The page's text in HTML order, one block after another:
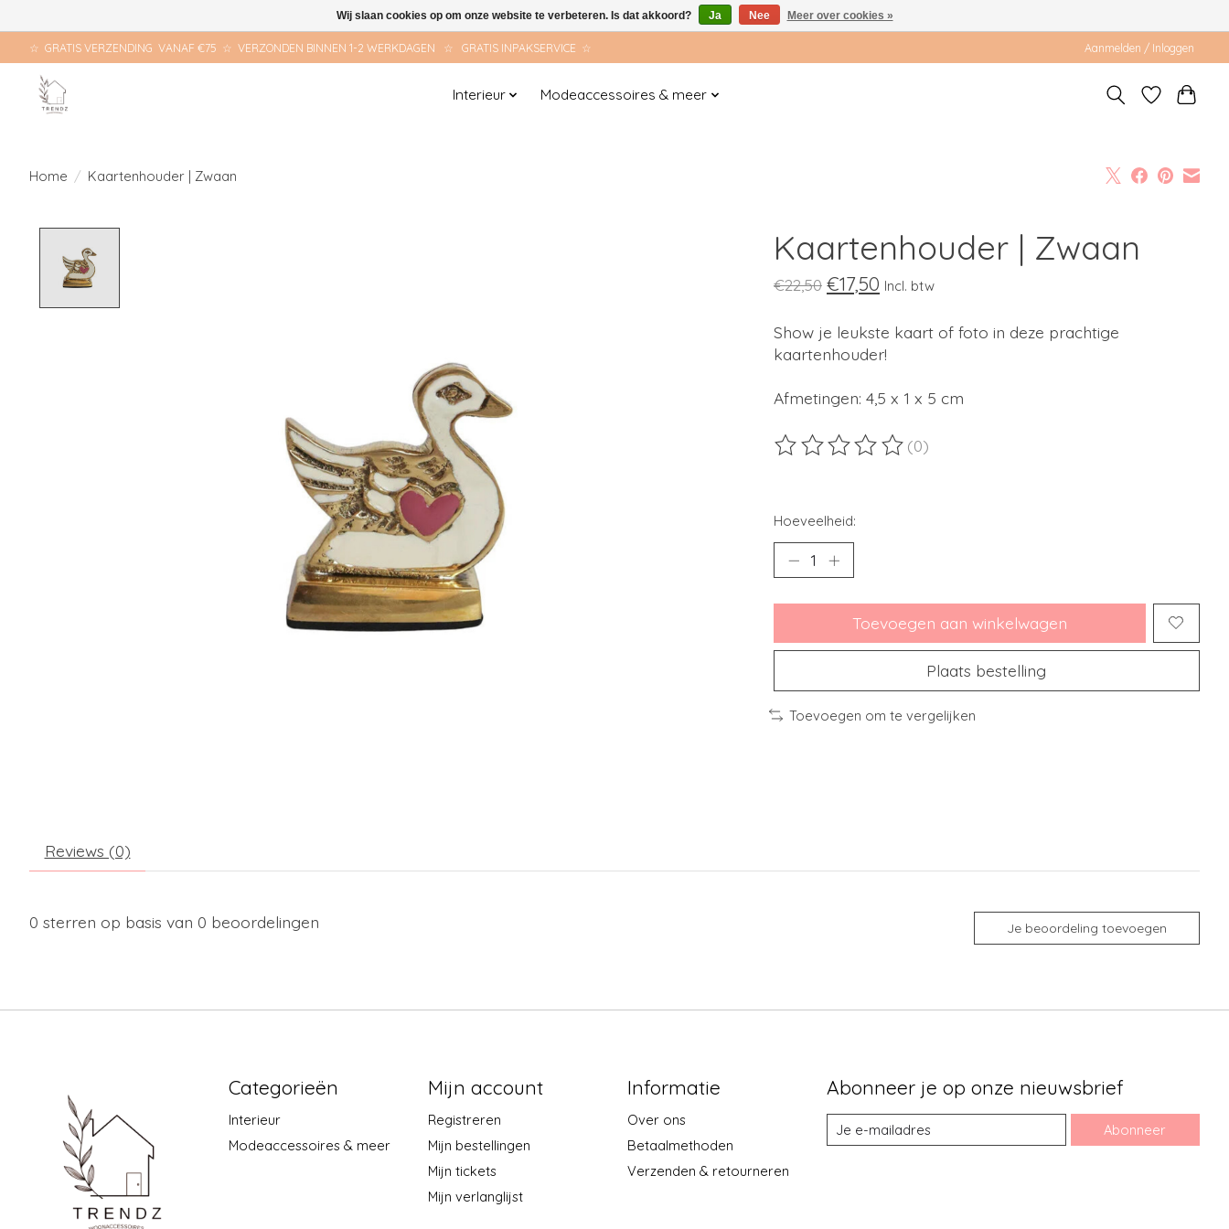
☆ GRATIS VERZENDING VANAF €75 ☆ VERZONDEN BINNEN 1-2 WERKDAGEN ☆ GRATIS INPAKSERVICE ☆ Aanmelden / Inloggen
Interieur Modeaccessoires & meer
Home / Kaartenhouder | Zwaan
Kaartenhouder | Zwaan
€22,50 €17,50 Incl. btw
Show je leukste kaart of foto in deze prachtige
kaartenhouder!
Afmetingen: 4,5 x 1 x 5 cm
De beoordeling van dit product is
(0)
Hoeveelheid:
Toevoegen aan winkelwagen
Plaats bestelling
Toevoegen om te vergelijken
Reviews (0)
0 sterren op basis van 0 beoordelingen Je beoordeling toevoegen
Categorieën
Interieur
Modeaccessoires & meer
Mijn account
Registreren
Mijn bestellingen
Mijn tickets
Mijn verlanglijst
Informatie
Over ons
Betaalmethoden
Verzenden & retourneren
Abonneer je op onze nieuwsbrief
Abonneer
Wij slaan cookies op om onze website te verbeteren. Is dat akkoord? Ja Nee Meer over cookies »